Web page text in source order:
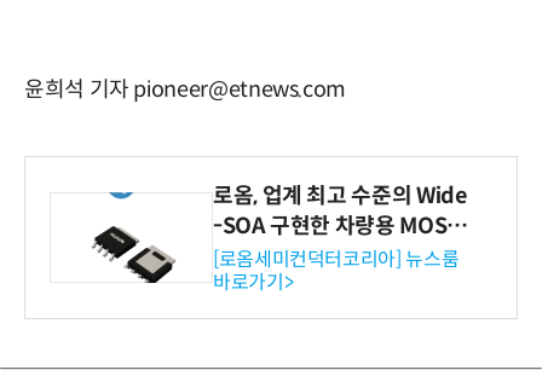
윤희석 기자 pioneer@etnews.com
로옴, 업계 최고 수준의 Wide
-SOA 구현한 차량용 MOSF
ET 개발
[로옴세미컨덕터코리아] 뉴스룸
바로가기>